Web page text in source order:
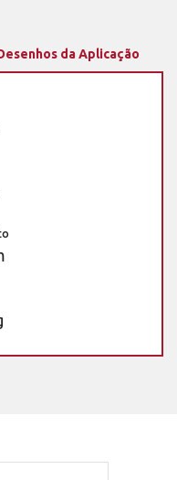
da Aplicação